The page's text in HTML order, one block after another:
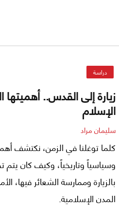
دراسة
زيارة إلى القدس..
الإسلام
سليمان مراد
كلما توغلنا في الزمن، نكتشف
وسياسياً وتاريخياً، وكيف كان
بالزيارة وممارسة الشعائر فيها،
المدن الإسلامية.